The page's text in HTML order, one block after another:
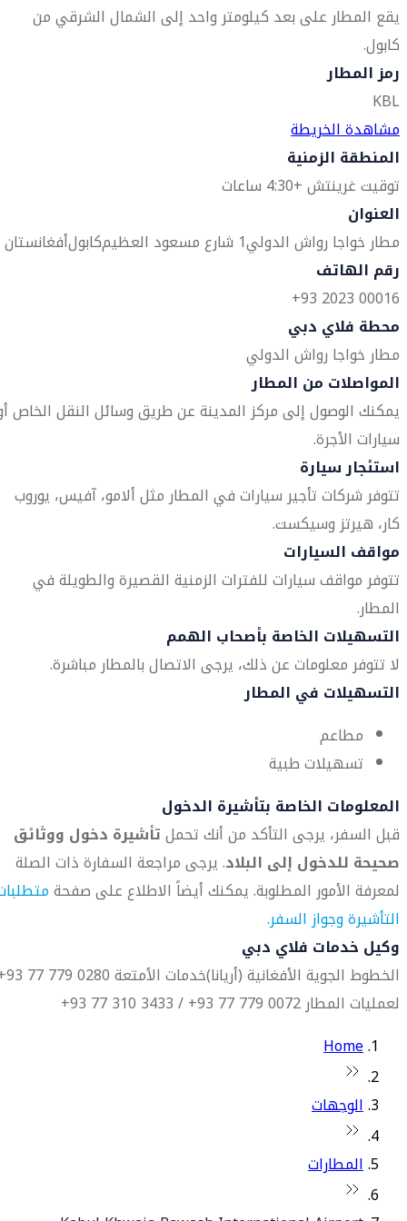
يقع المطار على بعد كيلومتر واحد إلى الشمال الشرقي من
كابول.
رمز المطار
KBL
مشاهدة الخريطة
المنطقة الزمنية
توقيت غرينتش +4:30 ساعات
العنوان
مطار خواجا رواش الدولي1 شارع مسعود العظيم كابولأفغانستان
رقم الهاتف
00016 2023 93+
محطة فلاي دبي
مطار خواجا رواش الدولي
المواصلات من المطار
يمكنك الوصول إلى مركز المدينة عن طريق وسائل النقل الخاص
سيارات الأجرة.
استئجار سيارة
تتوفر شركات تأجير سيارات في المطار مثل ألامو، آفيس، يوروب
كار، هيرتز وسيكست.
مواقف السيارات
تتوفر مواقف سيارات للفترات الزمنية القصيرة والطويلة في
المطار.
التسهيلات الخاصة بأصحاب الهمم
لا تتوفر معلومات عن ذلك، يرجى الاتصال بالمطار مباشرة.
التسهيلات في المطار
مطاعم
تسهيلات طبية
المعلومات الخاصة بتأشيرة الدخول
قبل السفر، يرجى التأكد من أنك تحملتأشيرة دخول ووثائق
صحيحة للدخول إلى البلاد. يرجى مراجعة السفارة ذات الصلة
لمعرفة الأمور المطلوبة. يمكنك أيضاً الاطلاع على صفحة
التأشيرة وجواز السفر.
وكيل خدمات فلاي دبي
الخطوط الجوية الأفغانية (أريانا)خدمات الأمتعة 0280 779 77 93+
لعمليات المطار 0072 779 77 93+ / 3433 310 77 93+
Home
الوجهات
المطارات